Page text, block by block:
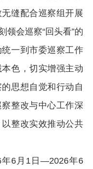
缝配合巡察组开展
领会巡察“回头看”的
一到市委巡察工作
色，切实增强主动
思想自觉和行动自
整改与中心工作深
整改实效推动公共
年6月1日—2026年6